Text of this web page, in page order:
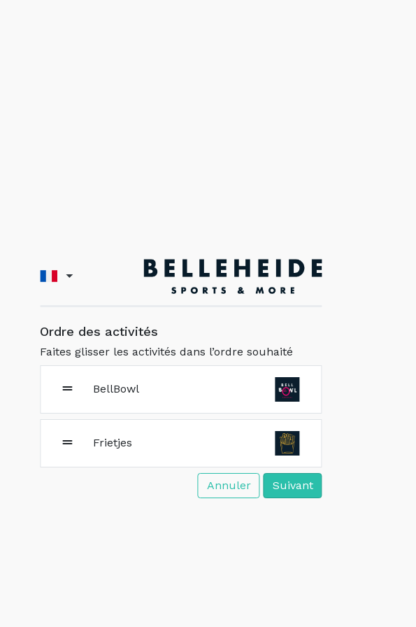
Ordre des activités
Faites glisser les activités dans l’ordre souhaité
BellBowl
Frietjes
Annuler Suivant